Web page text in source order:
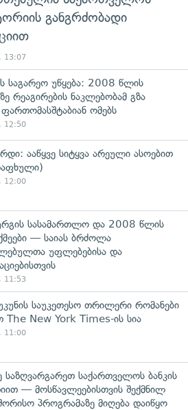
განგრძობადი
13:07
საგარეო უწყება: 2008 წლის
რეაგირების ნაკლებობამ გზა
ფართომასშტაბიან ომებს
12:50
ააწყვე სიტყვა არეული ასოებით
12:00
სასამართლო და 2008 წლის
— საიას ბრძოლა
უფლებებისა და
11:53
საუკეთესო თრილერი რომანები
The New York Times-ის სია
11:00
საზღვარგარეთ საქართველოს ბანკის
— მოსწავლეებისთვის შექმნილ
პროგრამაზე მიღება დაიწყო